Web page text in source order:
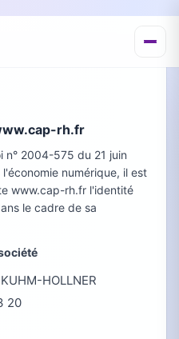
rh.fr
n° 2004-575 du 21 juin
numérique, il est
www.cap-rh.fr l'identité
le cadre de sa
HOLLNER
20